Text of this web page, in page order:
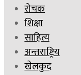
रोचक
शिक्षा
साहित्य
अन्तराष्ट्रिय
खेलकुद